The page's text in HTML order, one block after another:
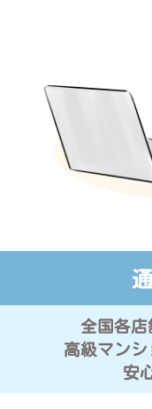
全国各店
高級マン
安